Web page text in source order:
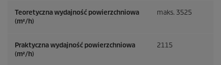
Teoretyczna wydajność powierzchniowa
(m²/h)
maks. 3525
Praktyczna wydajność powierzchniowa
(m²/h)
2115